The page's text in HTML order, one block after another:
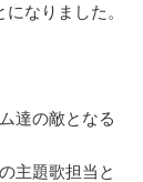
なりました。
達の敵となる
主題歌担当と